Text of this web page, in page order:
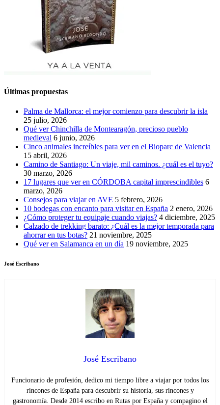
Últimas propuestas
Palma de Mallorca: el mejor comienzo para descubrir la isla
25 julio, 2026
Qué ver Chinchilla de Montearagón, precioso pueblo
medieval 6 junio, 2026
Cinco animales increíbles para ver en el Bioparc de Valencia
15 abril, 2026
Camino de Santiago: Un viaje, mil caminos. ¿cuál es el tuyo?
30 marzo, 2026
17 lugares que ver en CÓRDOBA capital imprescindibles 6
marzo, 2026
Consejos para viajar en AVE 5 febrero, 2026
10 bodegas con encanto para visitar en España 2 enero, 2026
¿Cómo proteger tu equipaje cuando viajas? 4 diciembre, 2025
Calzado de trekking barato: ¿Cuál es la mejor temporada para
ahorrar en tus botas? 21 noviembre, 2025
Qué ver en Salamanca en un día 19 noviembre, 2025
José Escribano
José Escribano
Funcionario de profesión, dedico mi tiempo libre a viajar por todos los
rincones de España para descubrir su historia, sus rincones y
gastronomía. Desde 2014 escribo en Rutas por España y compagino el